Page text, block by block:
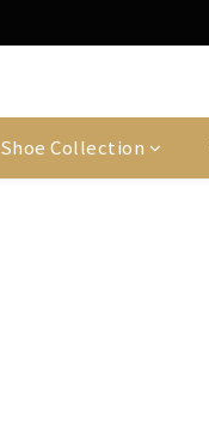
Shoe Collection